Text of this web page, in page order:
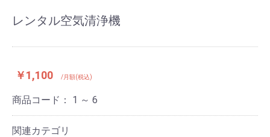
レンタル空気清浄機
￥1,100 /月額(税込)
商品コード： 1 ～ 6
関連カテゴリ